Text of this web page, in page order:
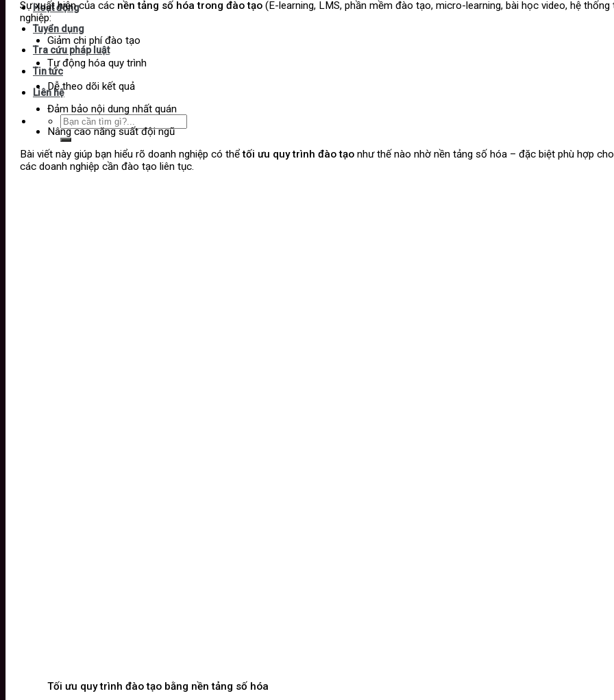
Hoạt động
Tuyển dụng
Tra cứu pháp luật
Tin tức
Liên hệ
Sự xuất hiện của các nền tảng số hóa trong đào tạo (E-learning, LMS, phần mềm đào tạo, micro-learning, bài học video, hệ
nghiệp:
Giảm chi phí đào tạo
Tự động hóa quy trình
Dễ theo dõi kết quả
Đảm bảo nội dung nhất quán
Nâng cao năng suất đội ngũ
Bài viết này giúp bạn hiểu rõ doanh nghiệp có thểtối ưu quy trình đào tạo như thế nào nhờ nền tảng số hóa – đặc biệt phù hợp
các doanh nghiệp cần đào tạo liên tục.
Tối ưu quy trình đào tạo bằng nền tảng số hóa